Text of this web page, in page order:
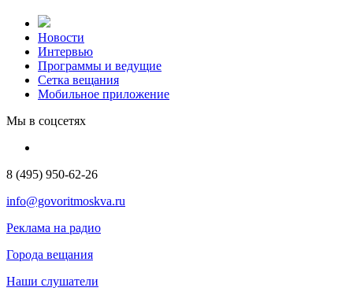
Новости
Интервью
Программы и ведущие
Сетка вещания
Мобильное приложение
Мы в соцсетях
8 (495) 950-62-26
info@govoritmoskva.ru
Реклама на радио
Города вещания
Наши слушатели